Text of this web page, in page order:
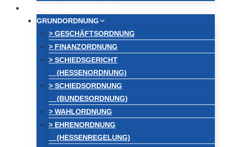
GRUNDORDNUNG
> GESCHÄFTSORDNUNG
> FINANZORDNUNG
> SCHIEDSGERICHT
(HESSENORDNUNG)
> SCHIEDSORDNUNG
(BUNDESORDNUNG)
> WAHLORDNUNG
> EHRENORDNUNG
(HESSENREGELUNG)